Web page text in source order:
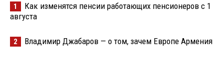
1
Как изменятся пенсии работающих пенсионеров с 1
августа
2 Владимир Джабаров — о том, зачем Европе Армения